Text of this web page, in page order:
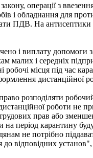
операції з
і обладнання для
ПДВ. На
і виплату допомоги з
малих і середніх
робочі місця під час
дистанційної
розподіляти
роботи не
прав або
на період карантину
не потрібно
до відповідних